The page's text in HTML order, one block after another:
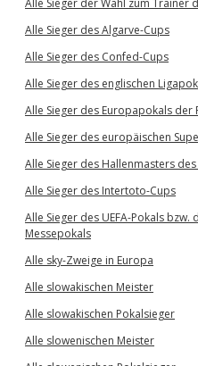
Alle Sieger der Wahl zum Trainer
Alle Sieger des Algarve-Cups
Alle Sieger des Confed-Cups
Alle Sieger des englischen
Alle Sieger des Europapokals der
Alle Sieger des europäischen
Alle Sieger des Hallenmasters des
Alle Sieger des Intertoto-Cups
Alle Sieger des UEFA-Pokals
Messepokals
Alle sky-Zweige in Europa
Alle slowakischen Meister
Alle slowakischen Pokalsieger
Alle slowenischen Meister